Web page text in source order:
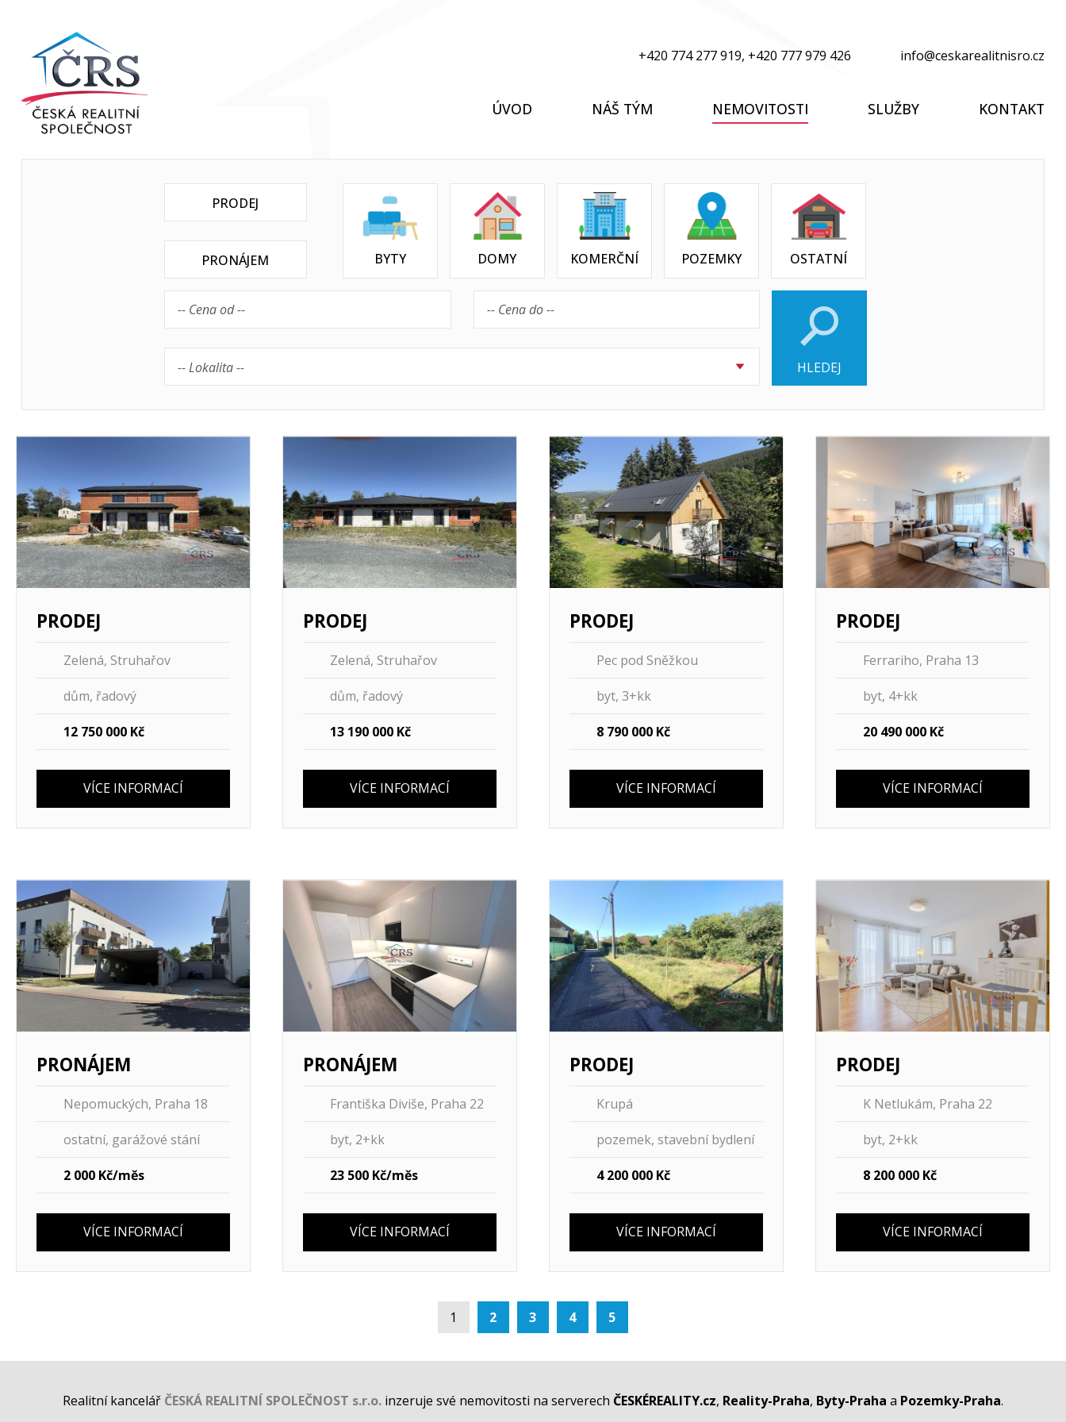
+420 774 277 919, +420 777 979 426 info@ceskarealitnisro.cz
ÚVOD NÁŠ TÝM NEMOVITOSTI SLUŽBY KONTAKT
PRODEJ
PRONÁJEM BYTY DOMY KOMERČNÍ POZEMKY OSTATNÍ
-- Lokalita -- HLEDEJ
PRODEJ
Zelená, Struhařov
dům, řadový
12 750 000 Kč
VÍCE INFORMACÍ
PRODEJ
Zelená, Struhařov
dům, řadový
13 190 000 Kč
VÍCE INFORMACÍ
PRODEJ
Pec pod Sněžkou
byt, 3+kk
8 790 000 Kč
VÍCE INFORMACÍ
PRODEJ
Ferrariho, Praha 13
byt, 4+kk
20 490 000 Kč
VÍCE INFORMACÍ
PRONÁJEM
Nepomuckých, Praha 18
ostatní, garážové stání
2 000 Kč/měs
VÍCE INFORMACÍ
PRONÁJEM
Františka Diviše, Praha 22
byt, 2+kk
23 500 Kč/měs
VÍCE INFORMACÍ
PRODEJ
Krupá
pozemek, stavební bydlení
4 200 000 Kč
VÍCE INFORMACÍ
PRODEJ
K Netlukám, Praha 22
byt, 2+kk
8 200 000 Kč
VÍCE INFORMACÍ
1 2 3 4 5
Realitní kancelář ČESKÁ REALITNÍ SPOLEČNOST s.r.o.inzeruje své nemovitosti na serverech ČESKÉREALITY.cz, Reality-Praha, Byty-Praha a Pozemky-Praha.